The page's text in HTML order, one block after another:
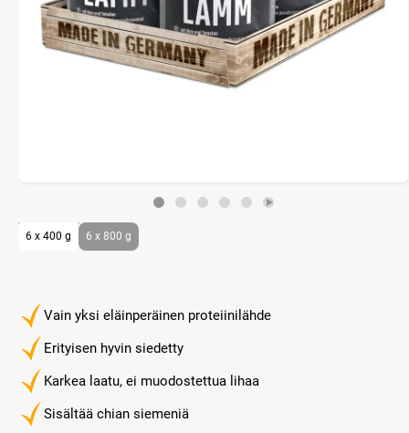
Vain yksi eläinperäinen proteiinilähde
Erityisen hyvin siedetty
Karkea laatu, ei muodostettua lihaa
Sisältää chian siemeniä
6 x 400 g 6 x 800 g